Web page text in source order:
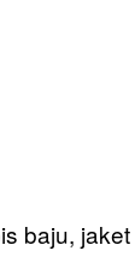
baju, jaket